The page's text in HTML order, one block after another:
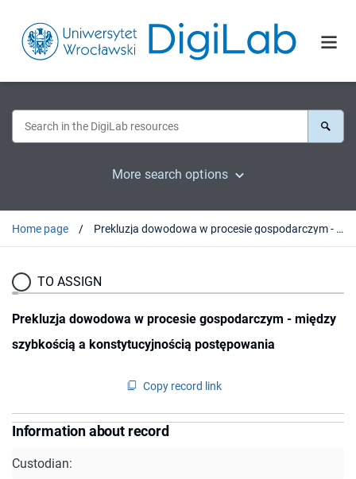
More search options
Home page Prekluzja dowodowa w procesie gospodarczym - między szybkością a konstytucyjnością postępowania
TO ASSIGN
Prekluzja dowodowa w procesie gospodarczym - między
szybkością a konstytucyjnością postępowania
Copy record link
Information about record
Custodian: